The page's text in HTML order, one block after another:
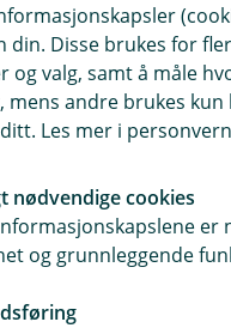
Her finner du oss
Besøksadresse
Nils Heglands veg 69,
Åpningstider
Mandag - Fredag: 10:00
Søndag: stengt
din. Disse brukes for
og valg, samt å måle
mens andre brukes
Les mer i
nødvendige cookies
og grunnleggende